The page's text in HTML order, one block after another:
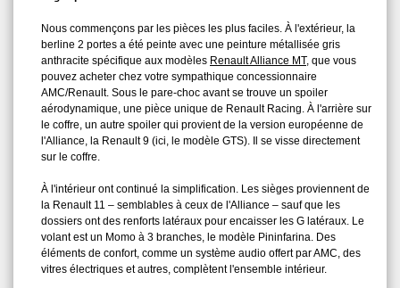
Nous commençons par les pièces les plus faciles. À l'extérieur, la
berline 2 portes a été peinte avec une peinture métallisée gris
anthracite spécifique aux modèles Renault Alliance MT, que vous
pouvez acheter chez votre sympathique concessionnaire
AMC/Renault. Sous le pare‑choc avant se trouve un spoiler
aérodynamique, une pièce unique de Renault Racing. À l'arrière sur
le coffre, un autre spoiler qui provient de la version européenne de
l'Alliance, la Renault 9 (ici, le modèle GTS). Il se visse directement
sur le coffre.
À l'intérieur ont continué la simplification. Les sièges proviennent de
la Renault 11 – semblables à ceux de l'Alliance – sauf que les
dossiers ont des renforts latéraux pour encaisser les G latéraux. Le
volant est un Momo à 3 branches, le modèle Pininfarina. Des
éléments de confort, comme un système audio offert par AMC, des
vitres électriques et autres, complètent l'ensemble intérieur.